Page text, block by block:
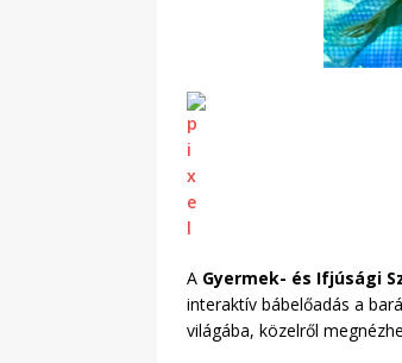
A Gyermek- és Ifjúsági
interaktív bábelőadás a
világába, közelről